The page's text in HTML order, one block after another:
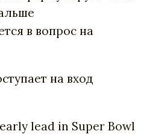
в вопрос на
на вход
lead in Super Bowl